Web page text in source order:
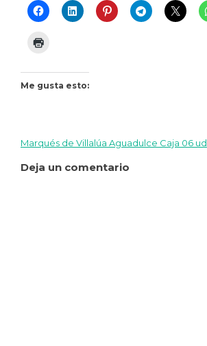
Me gusta esto:
Navegación
Marqués de Villalúa Aguadulce Caja 06 ud
Deja un comentario